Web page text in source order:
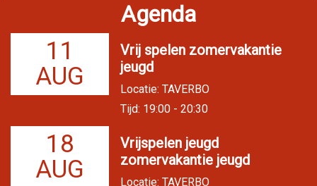
Agenda
11
AUG
Vrij spelen zomervakantie
jeugd
Locatie: TAVERBO
Tijd: 19:00 - 20:30
18
AUG
Vrijspelen jeugd
zomervakantie jeugd
Locatie: TAVERBO